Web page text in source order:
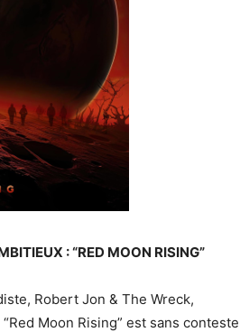
: “RED MOON RISING”
Robert Jon & The Wreck,
Moon Rising” est sans conteste